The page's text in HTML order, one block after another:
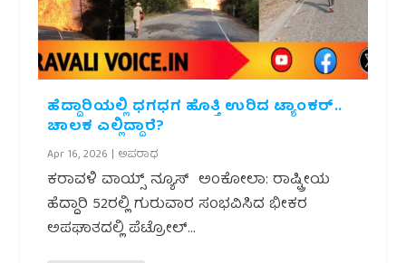
ಹೆದ್ದಾರಿಯಲ್ಲಿ ಧಗಧಗ ಹೊತ್ತಿ ಉರಿದ ಟ್ಯಾಂಕರ್..
ಚಾಲಕ ಎಲ್ಲಿದ್ದಾರೆ?
Apr 16, 2026 | ಅಪರಾಧ
ಕರಾವಳಿ ವಾಯ್ಸ್ ನ್ಯೂಸ್ ಅಂಕೋಲಾ: ರಾಷ್ಟ್ರೀಯ
ಹೆದ್ದಾರಿ 52ರಲ್ಲಿ ಗುರುವಾರ ಸಂಭವಿಸಿದ ಭೀಕರ
ಅಪಘಾತದಲ್ಲಿ ಪೆಟ್ರೋಲ್...